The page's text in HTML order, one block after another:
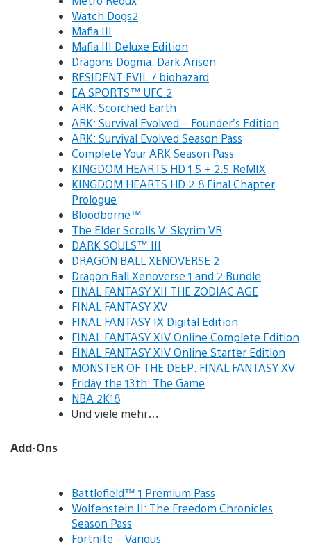
Watch Dogs2
Mafia III
Mafia III Deluxe Edition
Dragons Dogma: Dark Arisen
RESIDENT EVIL 7 biohazard
EA SPORTS™ UFC 2
ARK: Scorched Earth
ARK: Survival Evolved – Founder’s Edition
ARK: Survival Evolved Season Pass
Complete Your ARK Season Pass
KINGDOM HEARTS HD 1.5 + 2.5 ReMIX
KINGDOM HEARTS HD 2.8 Final Chapter
Prologue
Bloodborne™
The Elder Scrolls V: Skyrim VR
DARK SOULS™ III
DRAGON BALL XENOVERSE 2
Dragon Ball Xenoverse 1 and 2 Bundle
FINAL FANTASY XII THE ZODIAC AGE
FINAL FANTASY XV
FINAL FANTASY IX Digital Edition
FINAL FANTASY XIV Online Complete Edition
FINAL FANTASY XIV Online Starter Edition
MONSTER OF THE DEEP: FINAL FANTASY XV
Friday the 13th: The Game
NBA 2K18
Und viele mehr…
Add-Ons
Battlefield™ 1 Premium Pass
Wolfenstein II: The Freedom Chronicles
Season Pass
Fortnite – Various